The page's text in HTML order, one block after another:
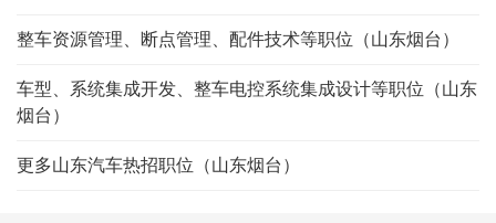
整车资源管理、断点管理、配件技术等职位（山东烟台）
车型、系统集成开发、整车电控系统集成设计等职位（山东
烟台）
更多山东汽车热招职位（山东烟台）